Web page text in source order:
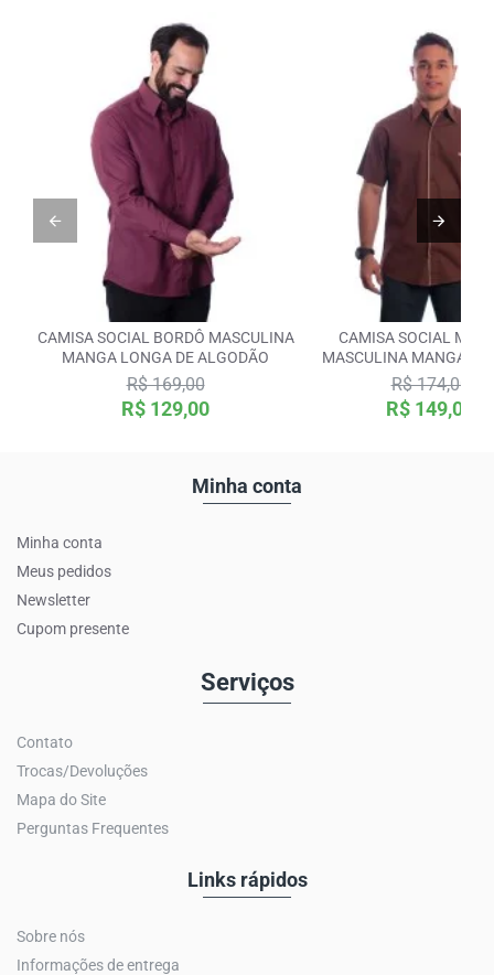
CAMISA SOCIAL BORDÔ MASCULINA
MANGA LONGA DE ALGODÃO
R$ 129,00
R$ 169,00
CAMISA SOCIAL
MASCULINA MANGA
ALGODÃO
R$ 149,00
R$ 174,00
Minha conta
Minha conta
Meus pedidos
Newsletter
Cupom presente
Serviços
Contato
Trocas/Devoluções
Mapa do Site
Perguntas Frequentes
Links rápidos
Sobre nós
Informações de entrega